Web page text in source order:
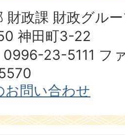
財政課 財政グル
神田町3-22
0996-23-5111 フ
お問い合わせ